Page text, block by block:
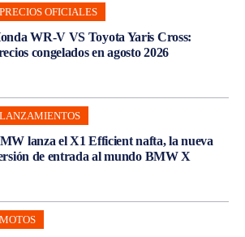
PRECIOS OFICIALES
WR-V VS Toyota Yaris Cross:
congelados en agosto 2026
LANZAMIENTOS
lanza el X1 Efficient nafta, la nueva
de entrada al mundo BMW X
MOTOS